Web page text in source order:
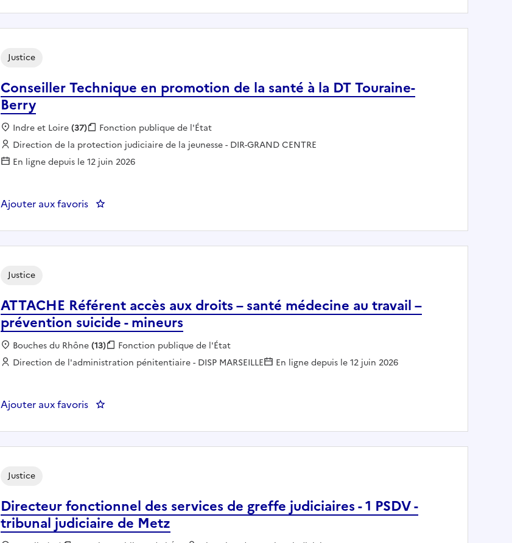
Conseiller Technique en promotion de la santé à la DT Touraine-
Berry
Justice
Localisation :
Indre et Loire(37) Fonction publique :
Fonction publique de l'État
Employeur :
Direction de la protection judiciaire de la jeunesse - DIR-GRAND CENTRE
En ligne depuis le 12 juin 2026
Ajouter aux favoris : Conseiller Technique en promotion de la santé à la DT Touraine-Berry
ATTACHE Référent accès aux droits – santé médecine au travail –
prévention suicide - mineurs
Justice
Localisation :
Bouches du Rhône(13) Fonction publique :
Fonction publique de l'État
Employeur :
Direction de l'administration pénitentiaire - DISP MARSEILLE En ligne depuis le 12 juin 2026
Ajouter aux favoris : ATTACHE Référent accès aux droits – santé médecine au travail – prévention suicide -
Directeur fonctionnel des services de greffe judiciaires - 1 PSDV -
tribunal judiciaire de Metz
Justice